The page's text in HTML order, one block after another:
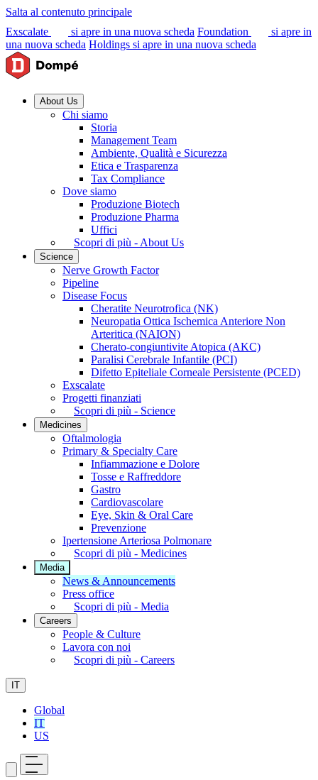
Salta al contenuto principale
Exscalate
si apre in una nuova scheda Foundation
si apre in
una nuova scheda Holdings si apre in una nuova scheda
About Us
Chi siamo
Storia
Management Team
Ambiente, Qualità e Sicurezza
Etica e Trasparenza
Tax Compliance
Dove siamo
Produzione Biotech
Produzione Pharma
Uffici
Scopri di più - About Us
Science
Nerve Growth Factor
Pipeline
Disease Focus
Cheratite Neurotrofica (NK)
Neuropatia Ottica Ischemica Anteriore Non
Arteritica (NAION)
Cherato-congiuntivite Atopica (AKC)
Paralisi Cerebrale Infantile (PCI)
Difetto Epiteliale Corneale Persistente (PCED)
Exscalate
Progetti finanziati
Scopri di più - Science
Medicines
Oftalmologia
Primary & Specialty Care
Infiammazione e Dolore
Tosse e Raffreddore
Gastro
Cardiovascolare
Eye, Skin & Oral Care
Prevenzione
Ipertensione Arteriosa Polmonare
Scopri di più - Medicines
Media
News & Announcements
Press office
Scopri di più - Media
Careers
People & Culture
Lavora con noi
Scopri di più - Careers
IT
Global
IT
US